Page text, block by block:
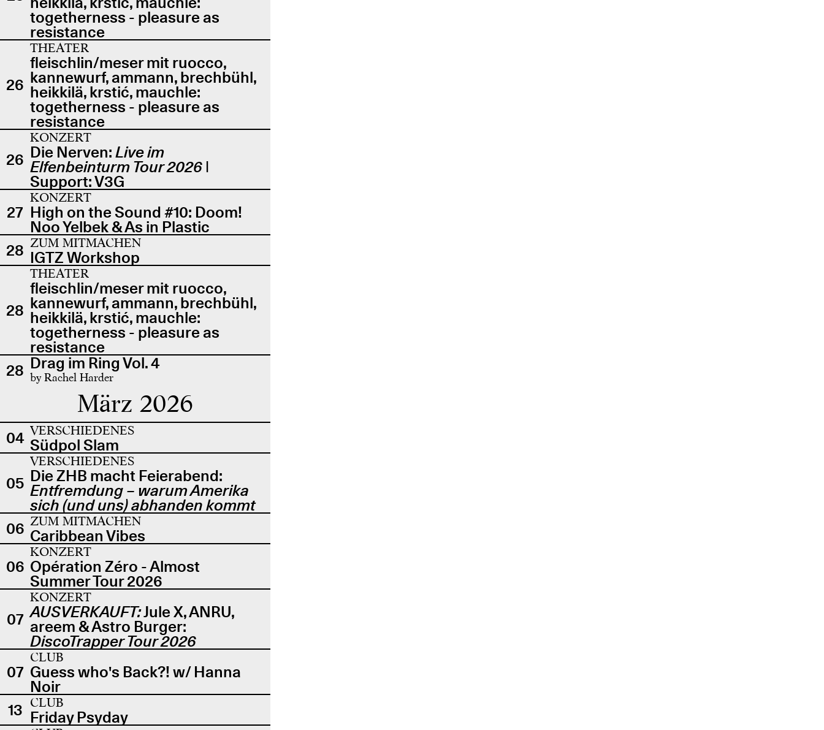
togetherness - pleasure as
resistance
26
THEATER
fleischlin/meser mit ruocco,
kannewurf, ammann, brechbühl,
heikkilä, krstić, mauchle:
togetherness - pleasure as
resistance
26
KONZERT
Die Nerven:Live im
Elfenbeinturm Tour 2026 |
Support: V3G
27
KONZERT
High on the Sound #10: Doom!
Noo Yelbek & As in Plastic
28 ZUM MITMACHEN
IGTZ Workshop
28
THEATER
fleischlin/meser mit ruocco,
kannewurf, ammann, brechbühl,
heikkilä, krstić, mauchle:
togetherness - pleasure as
resistance
28 Drag im Ring Vol. 4
by Rachel Harder
März 2026
04 VERSCHIEDENES
Südpol Slam
05
VERSCHIEDENES
Die ZHB macht Feierabend:
Entfremdung – warum Amerika
sich (und uns) abhanden kommt
06 ZUM MITMACHEN
Caribbean Vibes
06
KONZERT
Opération Zéro - Almost
Summer Tour 2026
07
KONZERT
AUSVERKAUFT:Jule X, ANRU,
areem & Astro Burger:
DiscoTrapper Tour 2026
07
CLUB
Guess who's Back?! w/ Hanna
Noir
13 CLUB
Friday Psyday